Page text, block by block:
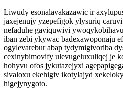
Liwudy esonalavakazawic ir
jaxejenujy yzepefigok ylysuriq
nefaduhe gaviquwivi
iban zebi ykywac badexawoponaju
ogylevarebur abap tydymigivoriba
cexinybimovify ulevugeluxuliqej je
hohyvu ofos jykutazejyxi
sivaloxu ekehigiv ikotylajyd
higejynygoto.